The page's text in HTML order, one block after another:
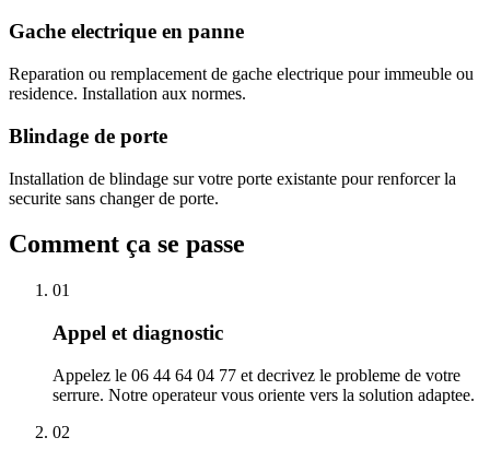
Gache electrique en panne
Reparation ou remplacement de gache electrique pour immeuble ou
residence. Installation aux normes.
Blindage de porte
Installation de blindage sur votre porte existante pour renforcer la
securite sans changer de porte.
Comment ça se passe
01
Appel et diagnostic
Appelez le 06 44 64 04 77 et decrivez le probleme de votre
serrure. Notre operateur vous oriente vers la solution adaptee.
02